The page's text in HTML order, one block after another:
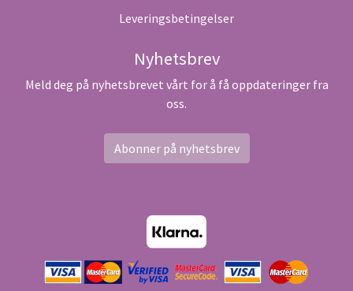
Leveringsbetingelser
Nyhetsbrev
Meld deg på nyhetsbrevet vårt for å få oppdateringer fra
oss.
Abonner på nyhetsbrev